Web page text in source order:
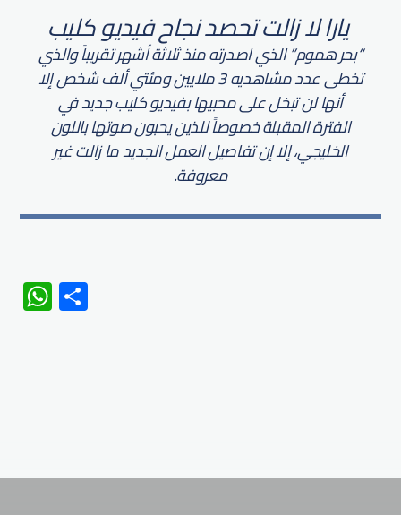
يارا لا زالت تحصد نجاح فيديو كليب
“بحر هموم” الذي اصدرته منذ ثلاثة أشهر تقريباً والذي
تخطى عدد مشاهديه 3 ملايين ومئتي ألف شخص إلا
أنها لن تبخل على محبيها بفيديو كليب جديد في
الفترة المقبلة خصوصاً للذين يحبون صوتها باللون
الخليجي، إلا إن تفاصيل العمل الجديد ما زالت غير
معروفة.
WhatsApp